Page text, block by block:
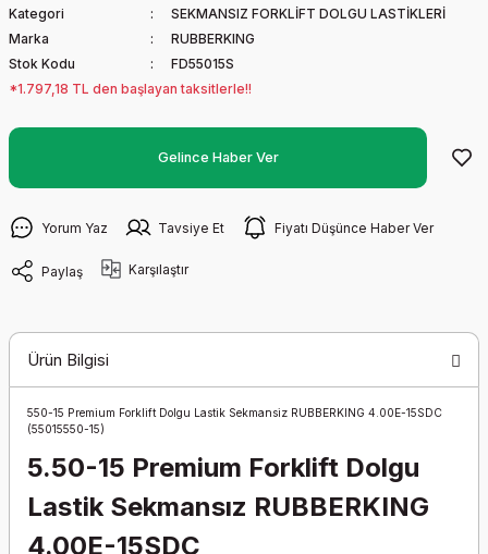
Kategori
SEKMANSIZ FORKLİFT DOLGU LASTİKLERİ
Marka
RUBBERKING
Stok Kodu
FD55015S
*1.797,18 TL den başlayan taksitlerle!!
Gelince Haber Ver
Yorum Yaz Tavsiye Et Fiyatı Düşünce Haber Ver
Paylaş Karşılaştır
Ürün Bilgisi
550-15 Premium Forklift Dolgu Lastik Sekmansiz RUBBERKING 4.00E-15SDC
(55015550-15)
5.50-15 Premium Forklift Dolgu
Lastik Sekmansız RUBBERKING
4.00E-15SDC